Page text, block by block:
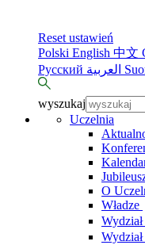
Reset ustawień
Polski English 中文
Русский
wyszukaj
Uczelnia
O
Władze